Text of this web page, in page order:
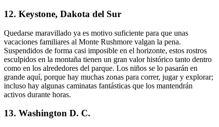
12. Keystone, Dakota del Sur
Quedarse maravillado ya es motivo suficiente para que unas
vacaciones familiares al Monte Rushmore valgan la pena.
Suspendidos de forma casi imposible en el horizonte, estos rostros
esculpidos en la montaña tienen un gran valor histórico tanto dentro
como en los alrededores del parque. Los niños se lo pasarán en
grande aquí, porque hay muchas zonas para correr, jugar y explorar;
incluso hay algunas caminatas fantásticas que los mantendrán
activos durante horas.
13. Washington D. C.